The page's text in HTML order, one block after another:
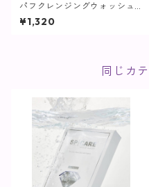
パフクレンジングウォッシュ /
50ml【SPICARE】
¥1,320
同じカ